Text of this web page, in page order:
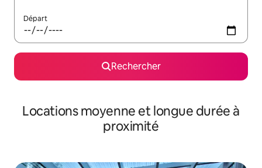
Départ
Rechercher
Locations moyenne et longue durée à
proximité